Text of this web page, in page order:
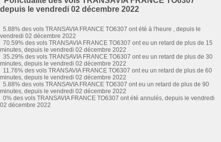
depuis le vendredi 02 décembre 2022
5.88% des vols TRANSAVIA FRANCE TO6307 ont été à l'heure , depuis le
vendredi 02 décembre 2022
70.59% des vols TRANSAVIA FRANCE TO6307 ont eu un retard de plus de 15
minutes, depuis le vendredi 02 décembre 2022
35.29% des vols TRANSAVIA FRANCE TO6307 ont eu un retard de plus de 30
minutes, depuis le vendredi 02 décembre 2022
11.76% des vols TRANSAVIA FRANCE TO6307 ont eu un retard de plus de 60
minutes, depuis le vendredi 02 décembre 2022
5.88% des vols TRANSAVIA FRANCE TO6307 ont eu un retard de plus de 90
minutes, depuis le vendredi 02 décembre 2022
0% des vols TRANSAVIA FRANCE TO6307 ont été annulés, depuis le vendredi
02 décembre 2022